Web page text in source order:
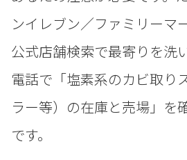
ンイレブン／ファミリーマ
公式店舗検索で最寄りを洗
電話で「塩素系のカビ取り
ラー等）の在庫と売場」を
です。